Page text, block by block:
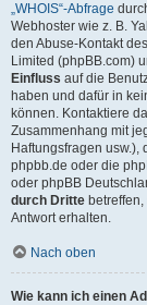
„WHOIS“-Abfrage
Webhoster wie z. B.
den Abuse-Kontakt
Limited (phpBB.com)
Einfluss auf die
haben und dafür in
können. Kontaktiere
Zusammenhang mit
Haftungsfragen usw.),
phpbb.de oder die
oder phpBB
durch Dritte
Antwort erhalten.
Nach oben
Wie kann ich einen